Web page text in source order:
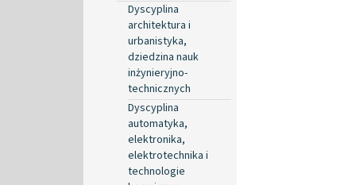
Dyscyplina
architektura i
urbanistyka,
dziedzina nauk
inżynieryjno-
technicznych
Dyscyplina
automatyka,
elektronika,
elektrotechnika i
technologie